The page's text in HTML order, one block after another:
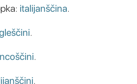
italijanščina.
.
.
.